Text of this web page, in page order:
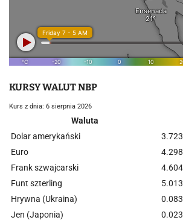
KURSY WALUT NBP
Kurs z dnia: 6 sierpnia 2026
Waluta
Dolar amerykański
Euro
Frank szwajcarski
Funt szterling
Hrywna (Ukraina)
Jen (Japonia)